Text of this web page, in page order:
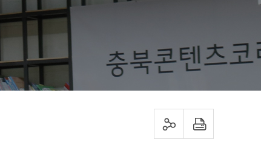
sns 공유하기 프린트하기